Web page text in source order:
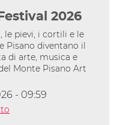
2026
le pievi, i cortili e le
Pisano diventano il
di arte, musica e
Monte Pisano Art
- 09:59